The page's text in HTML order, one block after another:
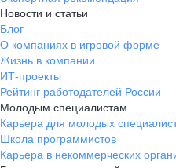
Новости и статьи
Блог
О компаниях в игровой форме
Жизнь в компании
ИТ-проекты
Рейтинг работодателей России
Молодым специалистам
Карьера для молодых
Школа программистов
Карьера в некоммерческих